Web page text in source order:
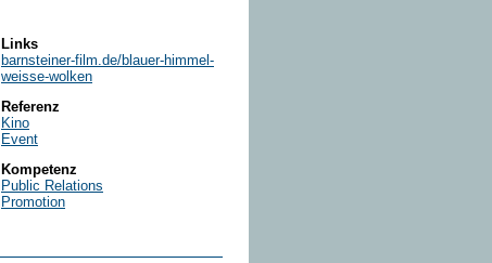
Links
barnsteiner-film.de/blauer-himmel-
weisse-wolken
Referenz
Kino
Event
Kompetenz
Public Relations
Promotion